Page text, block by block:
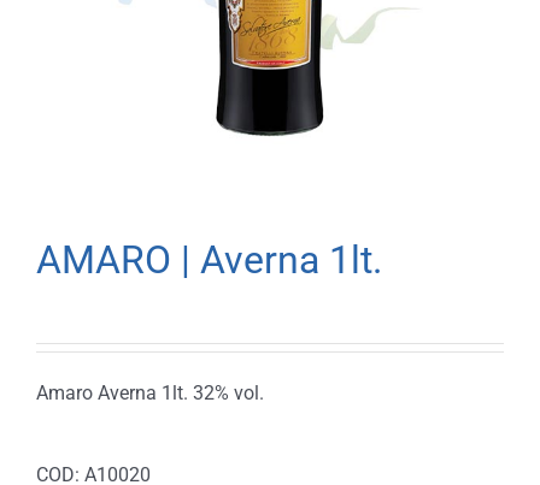
AMARO | Averna 1lt.
Amaro Averna 1lt. 32% vol.
COD: A10020